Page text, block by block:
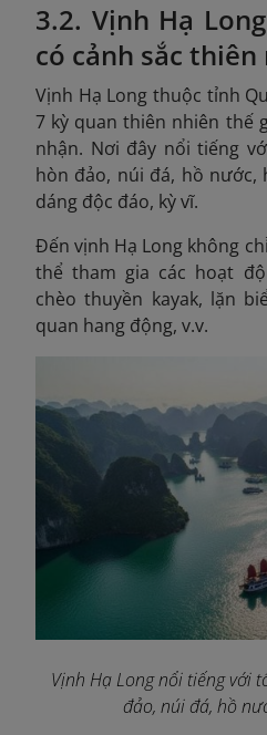
3.2. Vịnh Hạ
có cảnh sắc
Vịnh Hạ Long thuộc tỉnh
7 kỳ quan thiên nhiên thế
nhận. Nơi đây nổi tiếng
hòn đảo, núi đá, hồ nước,
dáng độc đáo, kỳ vĩ.
Đến vịnh Hạ Long không
thể tham gia các hoạt
chèo thuyền kayak, lặn
quan hang động, v.v.
Vịnh Hạ Long nổi tiếng với
đảo, núi đá, hồ